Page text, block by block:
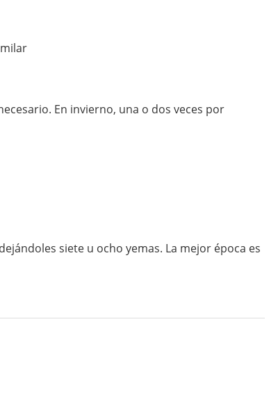
En invierno, una o dos veces por
siete u ocho yemas. La mejor época es